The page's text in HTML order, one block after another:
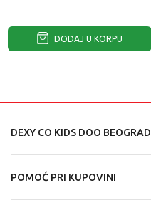
DODAJ U KORPU
DEXY CO KIDS DOO BEOGRAD
POMOĆ PRI KUPOVINI